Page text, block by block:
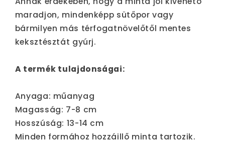
maradjon, mindenképp sütőpor vagy
bármilyen más térfogatnövelőtől mentes
keksztésztát gyúrj.
A termék tulajdonságai:
Anyaga: műanyag
Magasság: 7-8 cm
Hosszúság: 13-14 cm
Minden formához hozzáillő minta tartozik.